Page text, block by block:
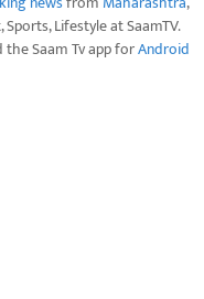
Lifestyle at SaamTV.
Saam Tv app forAndroid